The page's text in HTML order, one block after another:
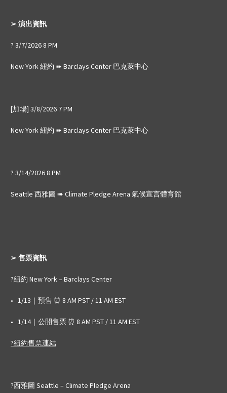
➢ 演出資訊
? 3/7/2026 8 PM
New York 紐約 ➠ Barclays Center 巴克萊中心
[加場] 3/8/2026 7 PM
New York 紐約 ➠ Barclays Center 巴克萊中心
? 3/14/2026 8 PM
Seattle 西雅圖 ➠ Climate Pledge Arena 氣候宣言體育館
➢ 售票資訊
?️紐約 New York – Barclays Center
• 1/13｜預售 ⏰ 8 AM PST / 11 AM EST
• 1/14｜公開售票 ⏰ 8 AM PST / 11 AM EST
?紐約售票連結
?️西雅圖 Seattle – Climate Pledge Arena